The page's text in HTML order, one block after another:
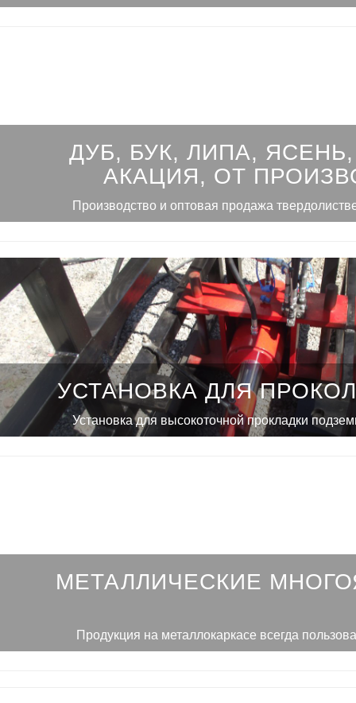
ДУБ, БУК, ЛИПА, ЯСЕНЬ,
АКАЦИЯ, ОТ
Производство и оптовая продажа
УСТАНОВКА ДЛЯ
Установка для высокоточной прокладки
МЕТАЛЛИЧЕСКИЕ
Продукция на металлокаркасе всегда